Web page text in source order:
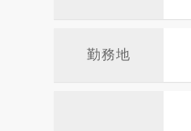
勤務地